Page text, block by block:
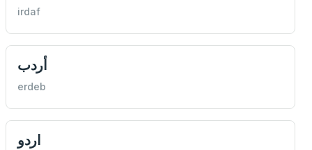
irdaf
أردب
erdeb
اردو